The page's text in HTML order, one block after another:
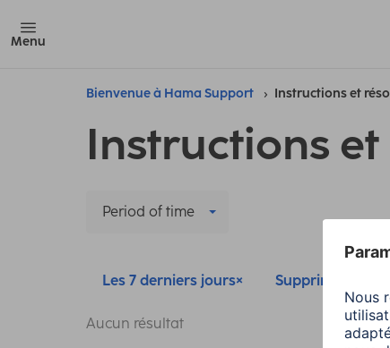
Menu
Bienvenue à Hama Support Instructions et
Instructions
Period of time
Les 7 derniers jours Supprimer tous
Aucun résultat